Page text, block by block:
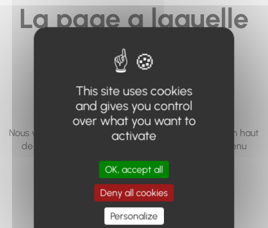
La page a laquelle
vous cherchez à
accéder n'existe
pas... ou plus.
Nous vous invitons à utiliser le moteur de recherche en haut
de page, ou à utiliser le menu pour trouver le contenu
recherché.
Retour à l'accueil
This site uses cookies
and gives you control
over what you want to
activate
OK, accept all
Deny all cookies
Personalize